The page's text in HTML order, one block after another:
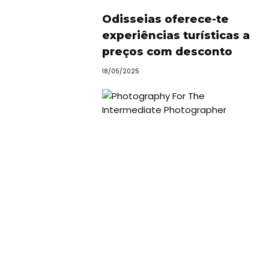
Odisseias oferece-te
experiências turísticas a
preços com desconto
18/05/2025